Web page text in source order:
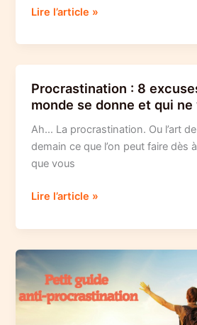
Comment
finir
avec
procrastination :
2
astuces
Lire l’article »
Procrastination : 8
monde se donne et qui
Ah… La procrastination. Ou l’art
demain ce que l’on peut faire dès
que vous
Procrastination
8
excuses
que
tout
le
Lire l’article »